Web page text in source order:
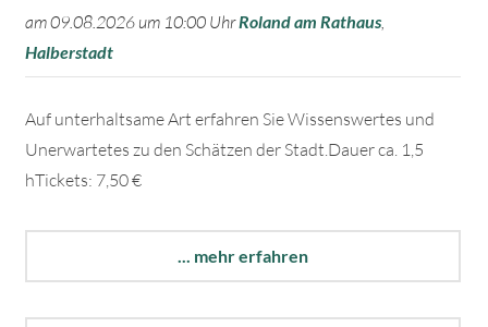
am 09.08.2026 um 10:00 UhrRoland am Rathaus
Halberstadt
Auf unterhaltsame Art erfahren Sie Wissenswertes und
Unerwartetes zu den Schätzen der Stadt.Dauer ca. 1,5
hTickets: 7,50 €
... mehr erfahren